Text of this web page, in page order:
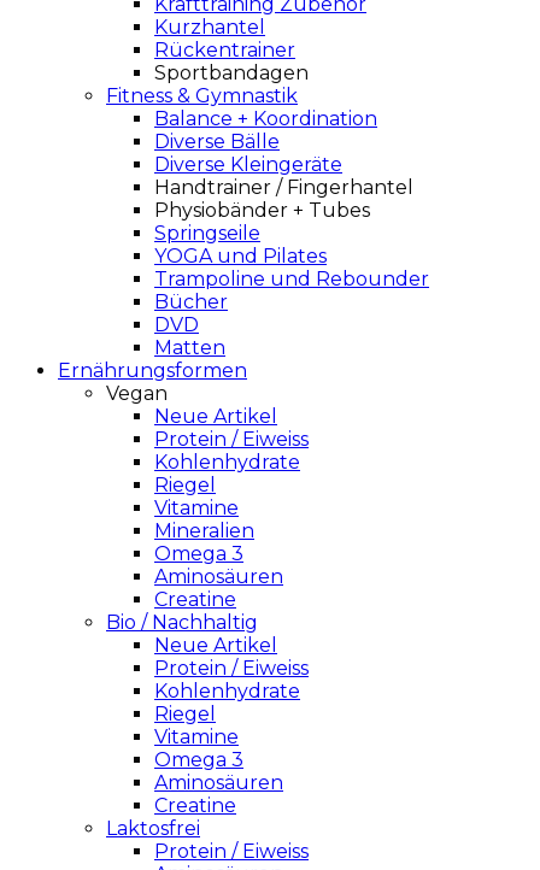
Kurzhantel
Rückentrainer
Sportbandagen
Fitness & Gymnastik
Balance + Koordination
Diverse Bälle
Diverse Kleingeräte
Handtrainer / Fingerhantel
Physiobänder + Tubes
Springseile
YOGA und Pilates
Trampoline und Rebounder
Bücher
DVD
Matten
Ernährungsformen
Vegan
Neue Artikel
Protein / Eiweiss
Kohlenhydrate
Riegel
Vitamine
Mineralien
Omega 3
Aminosäuren
Creatine
Bio / Nachhaltig
Neue Artikel
Protein / Eiweiss
Kohlenhydrate
Riegel
Vitamine
Omega 3
Aminosäuren
Creatine
Laktosfrei
Protein / Eiweiss